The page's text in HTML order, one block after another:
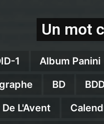
Un mot
1 Album Panini
BD
L'Avent